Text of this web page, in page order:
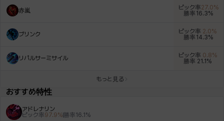
ロッジ
赤嵐 ピック率27.0%
勝率 16.3%
ブリンク ピック率 2.0%
勝率 14.3%
リパルサーミサイル ピック率 0.8%
勝率 21.1 %
もっと見る
おすすめ特性
アドレナリン
ピック率97.9% 勝率16.1 %